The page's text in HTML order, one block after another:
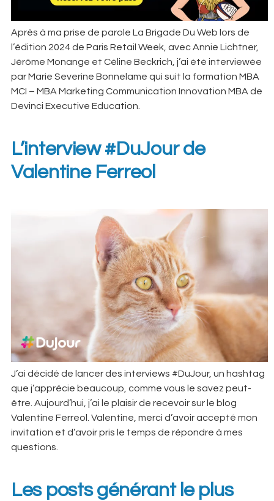
Après à ma prise de parole La Brigade Du Web lors de
l’édition 2024 de Paris Retail Week, avec Annie Lichtner,
Jérôme Monange et Céline Beckrich, j’ai été interviewée
par Marie Severine Bonnelame qui suit la formation MBA
MCI – MBA Marketing Communication Innovation MBA de
Devinci Executive Education.
L’interview #DuJour de
Valentine Ferreol
J’ai décidé de lancer des interviews #DuJour, un hashtag
que j’apprécie beaucoup, comme vous le savez peut-
être. Aujourd’hui, j’ai le plaisir de recevoir sur le blog
Valentine Ferreol. Valentine, merci d’avoir accepté mon
invitation et d’avoir pris le temps de répondre à mes
questions.
Les posts générant le plus